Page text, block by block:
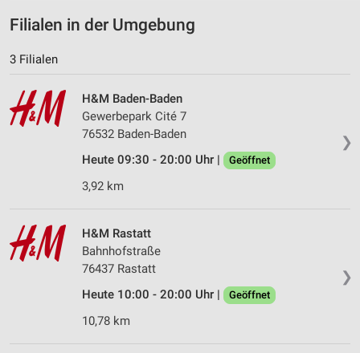
Filialen in der Umgebung
3 Filialen
❯
H&M Baden-Baden
Gewerbepark Cité 7
76532 Baden-Baden
Heute 09:30 - 20:00 Uhr |
Geöffnet
3,92 km
❯
H&M Rastatt
Bahnhofstraße
76437 Rastatt
Heute 10:00 - 20:00 Uhr |
Geöffnet
10,78 km